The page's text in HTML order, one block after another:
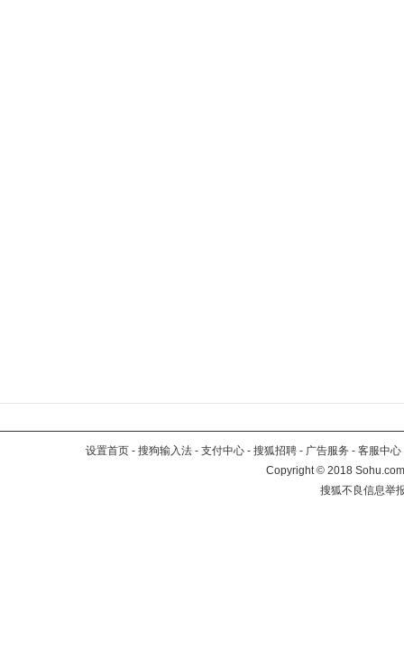
设置首页 - 搜狗输入法 - 支付中心 - 搜狐招聘 - 广告服务 - 客服中心
Copyright©2018
搜狐不良信息举